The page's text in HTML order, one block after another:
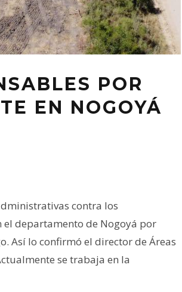
POR
EN NOGOYÁ
contra los
el departamento de Nogoyá por
Así lo confirmó el director de Áreas
se trabaja en la